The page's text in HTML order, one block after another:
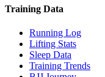
Training Data
Running Log
Lifting Stats
Sleep Data
Training Trends